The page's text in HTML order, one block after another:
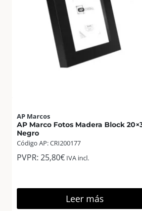
AP Marcos
AP Marco Fotos Madera Block
Negro
Código AP: CRI200177
PVPR: 25,80€ IVA incl.
Leer más